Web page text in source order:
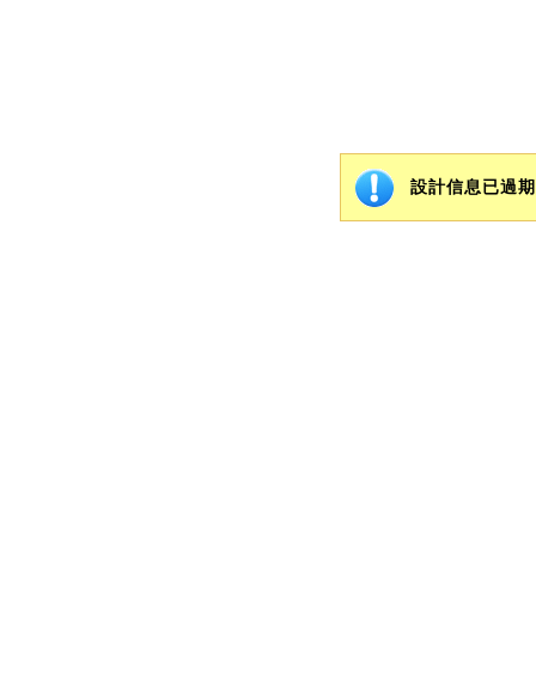
設計信息已過期